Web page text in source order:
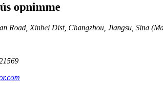
opnimme
Road, Xinbei Dist, Changzhou, Jiangsu, Sina